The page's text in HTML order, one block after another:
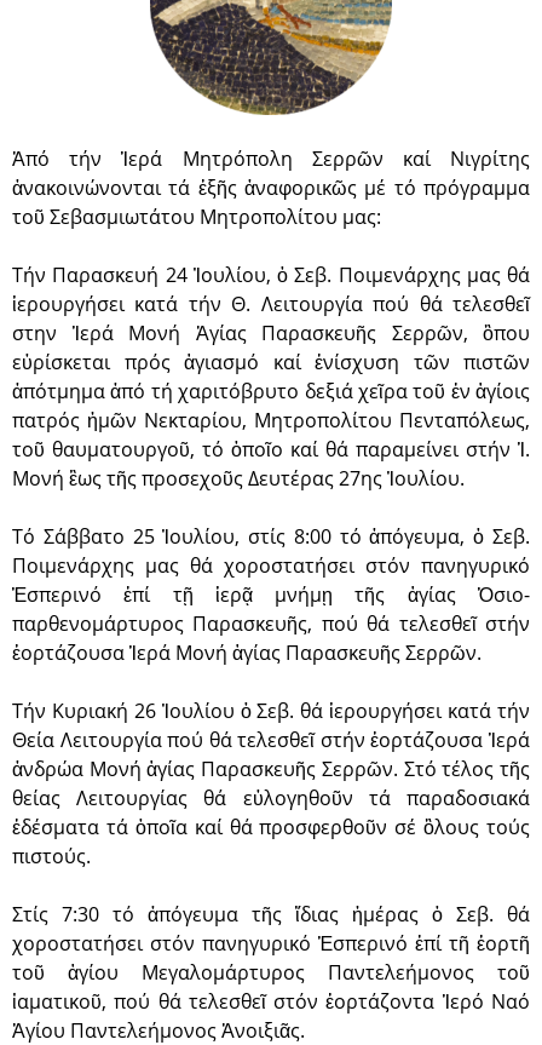
Ἀπό τήν Ἱερά Μητρόπολη Σερρῶν καί Νιγρίτης
ἀνακοινώνονται τά ἑξῆς ἀναφορικῶς μέ τό πρόγραμμα
τοῦ Σεβασμιωτάτου Μητροπολίτου μας:
Τήν Παρασκευή 24 Ἰουλίου, ὁ Σεβ. Ποιμενάρχης μας θά
ἱερουργήσει κατά τήν Θ. Λειτουργία πού θά τελεσθεῖ
στην Ἱερά Μονή Ἀγίας Παρασκευῆς Σερρῶν, ὃπου
εὐρίσκεται πρός ἁγιασμό καί ἐνίσχυση τῶν πιστῶν
ἀπότμημα ἀπό τή χαριτόβρυτο δεξιά χεῖρα τοῦ ἐν ἁγίοις
πατρός ἡμῶν Νεκταρίου, Μητροπολίτου Πενταπόλεως,
τοῦ θαυματουργοῦ, τό ὁποῖο καί θά παραμείνει στήν Ἱ.
Μονή ἓως τῆς προσεχοῦς Δευτέρας 27ης Ἰουλίου.
Τό Σάββατο 25 Ἰουλίου, στίς 8:00 τό ἀπόγευμα, ὁ Σεβ.
Ποιμε­νάρχης μας θά χοροστατήσει στόν πανηγυρικό
Ἑσπερινό ἐπί τῇ ἱερᾷ μνήμῃ τῆς ἁγίας Ὁσιο­
παρθενομάρτυρος Παρασκευῆς, πού θά τελεσθεῖ στήν
ἑορτάζουσα Ἱερά Μονή ἁγίας Παρασκευῆς Σερρῶν.
Τήν Κυριακή 26 Ἰουλίου ὁ Σεβ. θά ἱερουργήσει κατά τήν
Θεία Λειτουργία πού θά τελεσθεῖ στήν ἑορτάζουσα Ἱερά
ἀνδρώα Μονή ἁγίας Παρασκευῆς Σερρῶν. Στό τέλος τῆς
θείας Λειτουργίας θά εὐλογηθοῦν τά παραδοσιακά
ἐδέσματα τά ὁποῖα καί θά προσφερθοῦν σέ ὃλους τούς
πιστούς.
Στίς 7:30 τό ἀπόγευμα τῆς ἴδιας ἡμέρας ὁ Σεβ. θά
χοροστατήσει στόν πανη­γυρικό Ἑσπερινό ἐπί τῆ ἑορτῆ
τοῦ ἁγίου Μεγαλομάρτυρος Παντελεήμονος τοῦ
ἰαματικοῦ, πού θά τελεσθεῖ στόν ἑορτάζοντα Ἱερό Ναό
Ἁγίου Πα­ντελεήμονος Ἀνοιξιᾶς.